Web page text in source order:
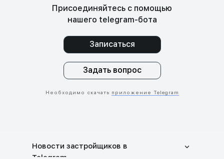
Присоединяйтесь с помощью
нашего telegram-бота
Записаться
Задать вопрос
Необходимо скачать приложение Telegram
Новости застройщиков в